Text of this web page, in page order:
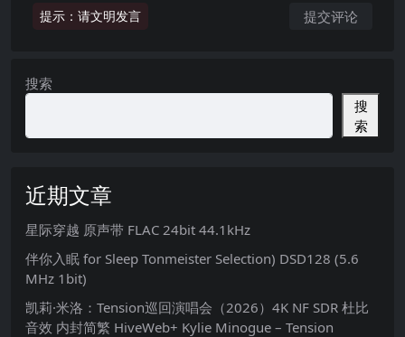
提示：请文明发言
搜索
搜
索
近期文章
星际穿越 原声带 FLAC 24bit 44.1kHz
伴你入眠 for Sleep Tonmeister Selection) DSD128 (5.6
MHz 1bit)
凯莉·米洛：Tension巡回演唱会（2026）4K NF SDR 杜比
音效 内封简繁 HiveWeb+ Kylie Minogue – Tension